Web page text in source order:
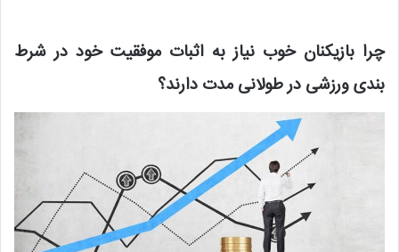
چرا بازیکنان خوب نیاز به اثبات موفقیت خود در شرط
بندی ورزشی در طولانی مدت دارند؟